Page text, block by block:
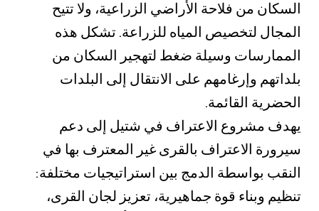
السكان من فلاحة الأراضي الزراعية، ولا تتيح
المجال لتخصيص المياه للزراعة. تشكل هذه
الممارسات وسيلة ضغط لتهجير السكان من
بلداتهم وإرغامهم على الانتقال إلى البلدات
الحضرية القائمة.
يهدف مشروع الاعتراف في شتيل إلى دعم
سيرورة الاعتراف بالقرى غير المعترف بها في
النقب بواسطة الدمج بين استراتيجيات مختلفة:
تنظيم وبناء قوة جماهيرية، تعزيز لجان القرى،